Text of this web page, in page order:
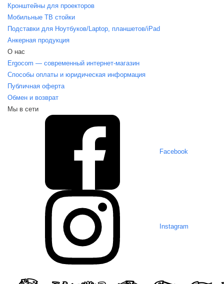
Кронштейны для проекторов
Мобильные ТВ стойки
Подставки для Ноутбуков/Laptop, планшетов/iPаd
Анкерная продукция
О нас
Ergocom — современный интернет-магазин
Способы оплаты и юридическая информация
Публичная оферта
Обмен и возврат
Мы в сети
Facebook
Instagram